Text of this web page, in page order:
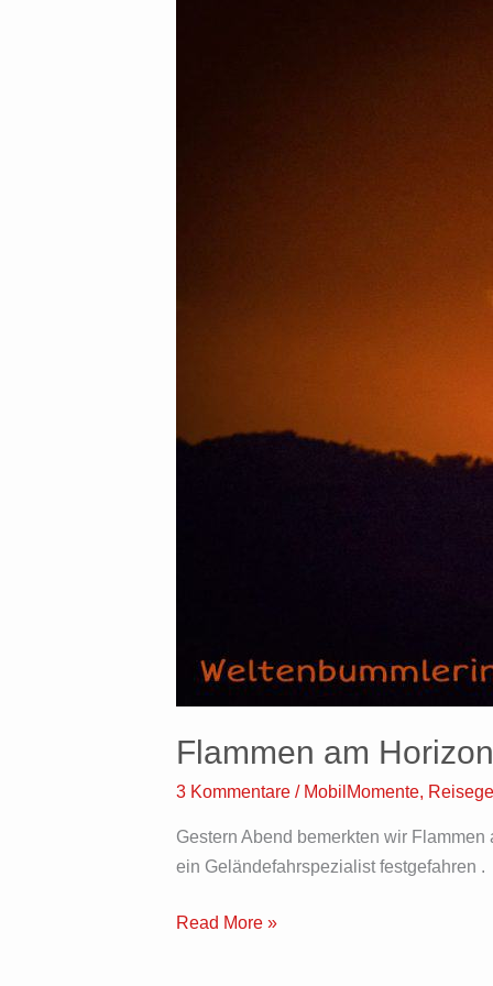
Flammen am
3 Kommentare / MobilMomente,
Gestern Abend bemerkten wir
ein Geländefahrspezialist festgefahren .
Read More »